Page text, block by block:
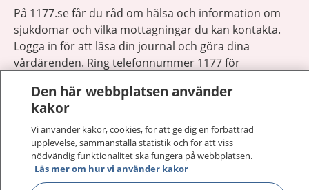
På 1177.se får du råd om hälsa och information om
sjukdomar och vilka mottagningar du kan kontakta.
Logga in för att läsa din journal och göra dina
vårdärenden. Ring telefonnummer 1177 för
1177 ger dig råd när du vill må bättre.
Visa
Den här webbplatsen använder
kakor
Vi använder kakor, cookies, för att ge dig en förbättrad
upplevelse, sammanställa statistik och för att viss
nödvändig funktionalitet ska fungera på webbplatsen.
Läs mer om hur vi använder kakor